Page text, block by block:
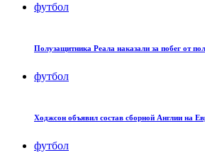
футбол
Полузащитника Реала наказали за побег от
футбол
Ходжсон объявил состав сборной Англии на
футбол